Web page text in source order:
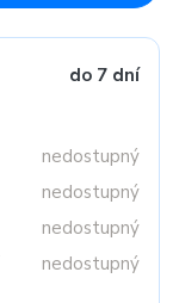
do 7 dní
nedostupný
nedostupný
nedostupný
nedostupný